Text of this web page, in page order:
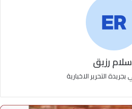
رزيق
التحرير الاخبارية